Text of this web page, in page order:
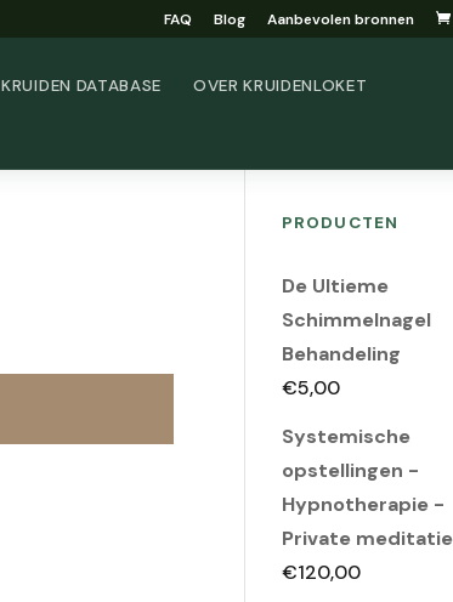
FAQ Blog Aanbevolen bronnen
KRUIDEN DATABASE OVER KRUIDENLOKET
PRODUCTEN
De Ultieme
Schimmelnagel
Behandeling
€5,00
Systemische
opstellingen -
Hypnotherapie -
Private meditatie
€120,00